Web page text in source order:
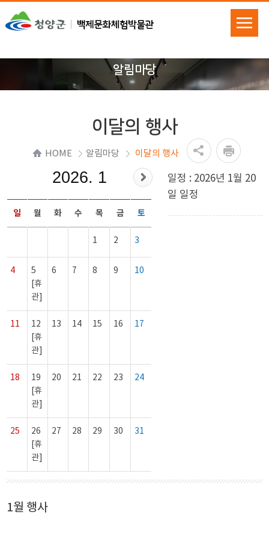
알림마당
이달의 행사
HOME 알림마당 이달의 행사
2026. 1
일 월 화 수 목 금 토
1 2 3
4
5
[휴
관]
6 7 8 9 10
11
12
[휴
관]
13 14 15 16 17
18
19
[휴
관]
20 21 22 23 24
25
26
[휴
관]
27 28 29 30 31
일정 : 2026년 1월 20
일 일정
1월 행사